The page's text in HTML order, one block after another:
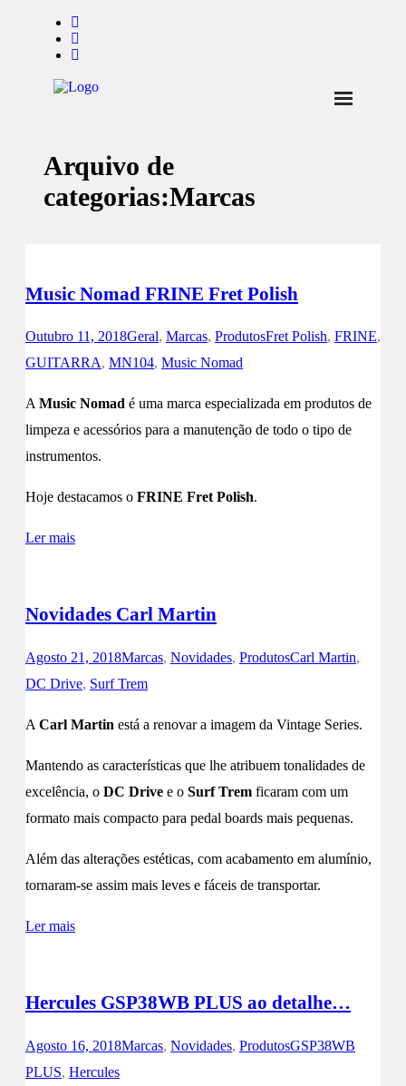
Notícias
Marcas
Contactos
Arquivo de
categorias:Marcas
Music Nomad FRINE Fret Polish
Outubro 11, 2018Geral, Marcas, ProdutosFret Polish, FRINE,
GUITARRA, MN104, Music Nomad
A Music Nomad é uma marca especializada em produtos de
limpeza e acessórios para a manutenção de todo o tipo de
instrumentos.
Hoje destacamos o FRINE Fret Polish.
Ler mais
Novidades Carl Martin
Agosto 21, 2018Marcas, Novidades, ProdutosCarl Martin,
DC Drive, Surf Trem
A Carl Martin está a renovar a imagem da Vintage Series.
Mantendo as características que lhe atribuem tonalidades de
excelência, o DC Drive e o Surf Trem ficaram com um
formato mais compacto para pedal boards mais pequenas.
Além das alterações estéticas, com acabamento em alumínio,
tornaram-se assim mais leves e fáceis de transportar.
Ler mais
Hercules GSP38WB PLUS ao detalhe…
Agosto 16, 2018Marcas, Novidades, ProdutosGSP38WB
PLUS, Hercules